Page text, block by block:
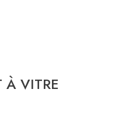
À VITRE